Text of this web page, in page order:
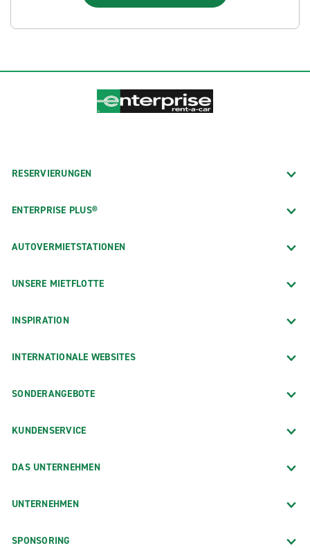
RESERVIERUNGEN
ENTERPRISE PLUS®
AUTOVERMIETSTATIONEN
UNSERE MIETFLOTTE
INSPIRATION
INTERNATIONALE WEBSITES
SONDERANGEBOTE
KUNDENSERVICE
DAS UNTERNEHMEN
UNTERNEHMEN
SPONSORING